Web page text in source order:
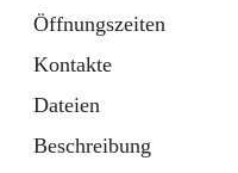
Öffnungszeiten
Kontakte
Dateien
Beschreibung
Soziales
1 Schnellzugriff